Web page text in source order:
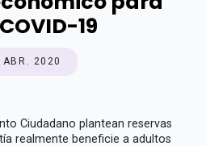
19
ABR. 2020
Ciudadano plantean reservas
realmente beneficie a adultos